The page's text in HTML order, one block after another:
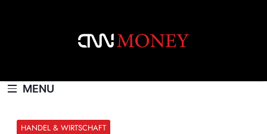
MENU
HANDEL & WIRTSCHAFT